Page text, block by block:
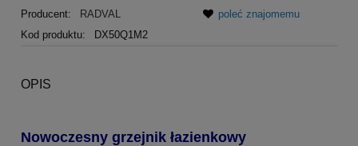
Producent:
RADVAL
Kod produktu:
DX50Q1M2
poleć znajomemu
OPIS
Nowoczesny grzejnik łazienkowy